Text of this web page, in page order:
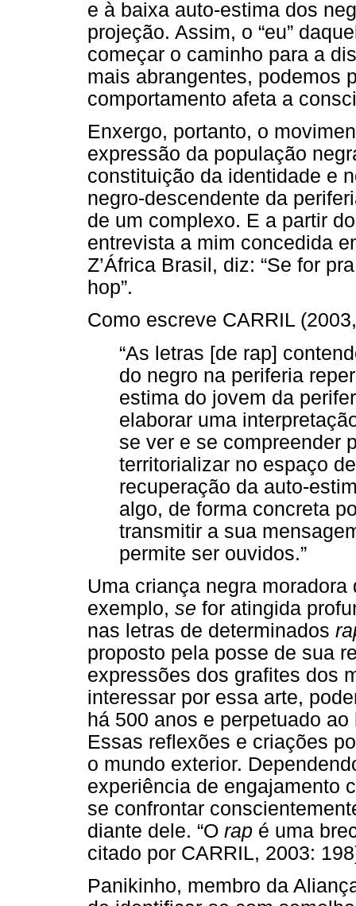
e à baixa auto-estima dos
projeção. Assim, o “eu”
começar o caminho para a
mais abrangentes, podemos
comportamento afeta a
Enxergo, portanto, o
expressão da população
constituição da identidade e
negro-descendente da
de um complexo. E a partir
entrevista a mim concedida
Z’África Brasil, diz: “Se for
hop”.
Como escreve CARRIL
“As letras [de rap]
do negro na periferia
estima do jovem da
elaborar uma
se ver e se compreender
territorializar no espaço
recuperação da auto-
algo, de forma concreta
transmitir a sua
permite ser ouvidos.”
Uma criança negra
exemplo, se for atingida
nas letras de determinados
proposto pela posse de sua
expressões dos grafites dos
interessar por essa arte,
há 500 anos e perpetuado
Essas reflexões e criações
o mundo exterior.
experiência de engajamento
se confrontar
diante dele. “O rap é uma
citado por CARRIL, 2003:
Panikinho, membro da